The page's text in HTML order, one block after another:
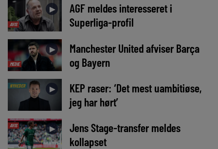
AVIS
►
AGF meldes interesseret i
Superliga-profil
MEDIE
►
Manchester United afviser Barça
og Bayern
NYHEDER ►
KEP raser: ‘Det mest uambitiøse,
jeg har hørt’
AVIS ►
Jens Stage-transfer meldes
kollapset